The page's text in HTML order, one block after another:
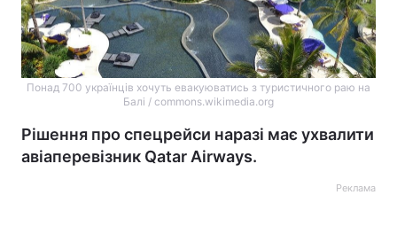
Понад 700 українців хочуть евакуюватись з туристичного раю на
Балі / commons.wikimedia.org
Рішення про спецрейси наразі має ухвалити
авіаперевізник Qatar Airways.
Реклама